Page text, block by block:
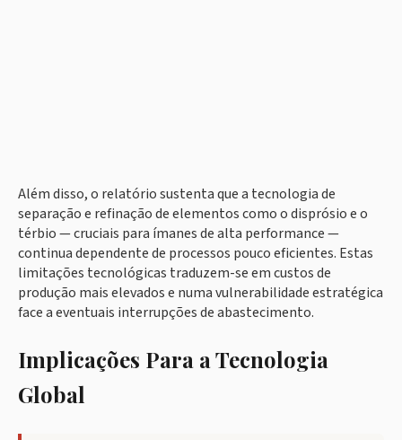
Além disso, o relatório sustenta que a tecnologia de
separação e refinação de elementos como o disprósio e o
térbio — cruciais para ímanes de alta performance —
continua dependente de processos pouco eficientes. Estas
limitações tecnológicas traduzem-se em custos de
produção mais elevados e numa vulnerabilidade estratégica
face a eventuais interrupções de abastecimento.
Implicações Para a Tecnologia
Global